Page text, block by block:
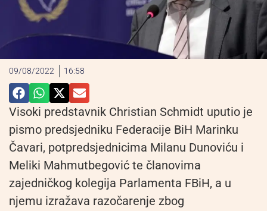
09/08/2022 16:58
Visoki predstavnik Christian Schmidt uputio je
pismo predsjedniku Federacije BiH Marinku
Čavari, potpredsjednicima Milanu Dunoviću i
Meliki Mahmutbegović te članovima
zajedničkog kolegija Parlamenta FBiH, a u
njemu izražava razočarenje zbog